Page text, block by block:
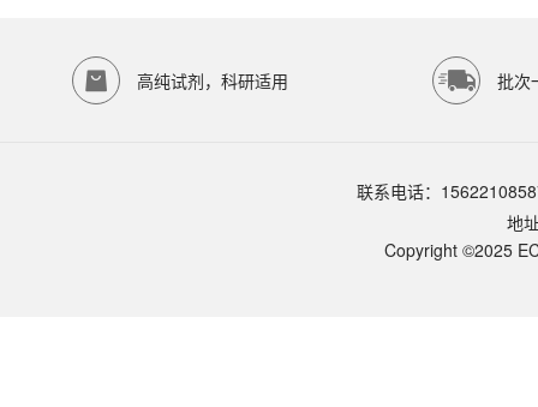
参照产品说明书中的保存条件。一般生物科研试剂建议在2-8℃或-
SCIENTIFIC常规库存产品一般1-3个工作日内发货。如遇缺
高纯试剂，科研适用 批次
联系电话：
地
Copyright ©2025